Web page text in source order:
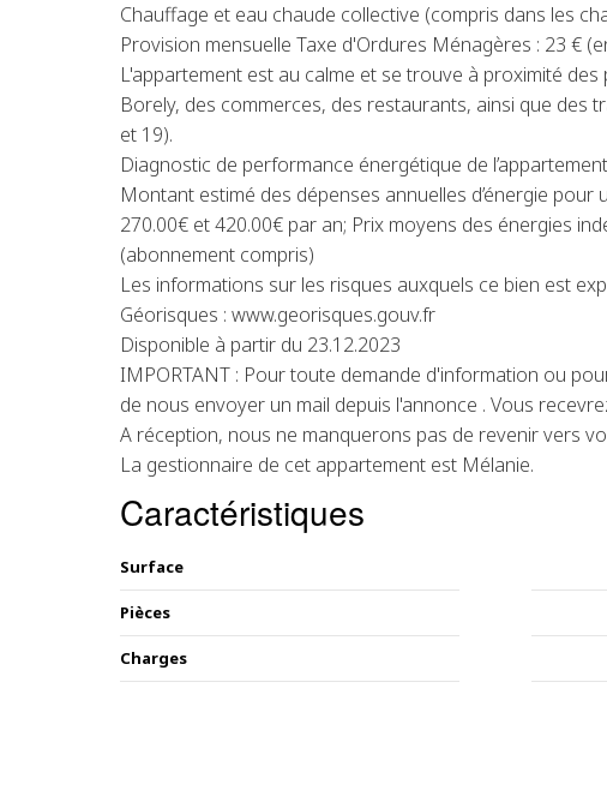
Chauffage et eau chaude collective (compris dans les
Provision mensuelle Taxe d'Ordures Ménagères : 23 €
L'appartement est au calme et se trouve à proximité
Borely, des commerces, des restaurants, ainsi que des
et 19).
Diagnostic de performance énergétique de
Montant estimé des dépenses annuelles d’énergie pour
270.00€ et 420.00€ par an; Prix moyens des énergies
(abonnement compris)
Les informations sur les risques auxquels ce bien est
Géorisques : www.georisques.gouv.fr
Disponible à partir du 23.12.2023
IMPORTANT : Pour toute demande d'information ou
de nous envoyer un mail depuis l'annonce . Vous
A réception, nous ne manquerons pas de revenir vers
La gestionnaire de cet appartement est Mélanie.
Caractéristiques
Surface
Pièces
Charges